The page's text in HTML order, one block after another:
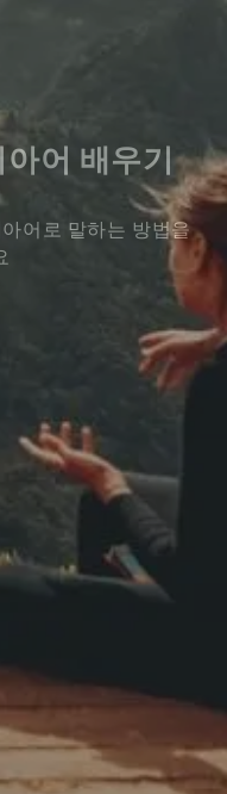
어 배우기
어로 말하는 방법을